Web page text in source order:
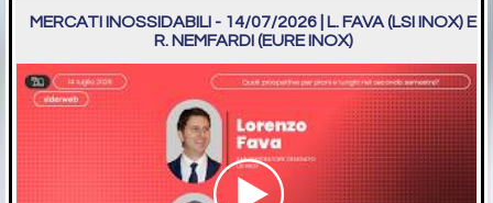
MERCATI INOSSIDABILI - 14/07/2026 | L. FAVA (LSI INOX) E
R. NEMFARDI (EURE INOX)